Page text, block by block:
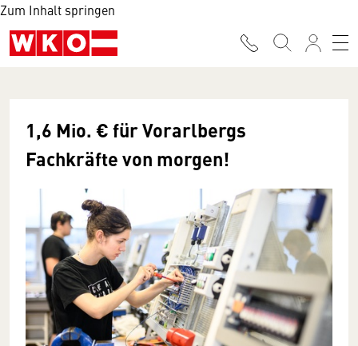
Zum Inhalt springen
1,6 Mio. € für Vorarlbergs
Fachkräfte von morgen!